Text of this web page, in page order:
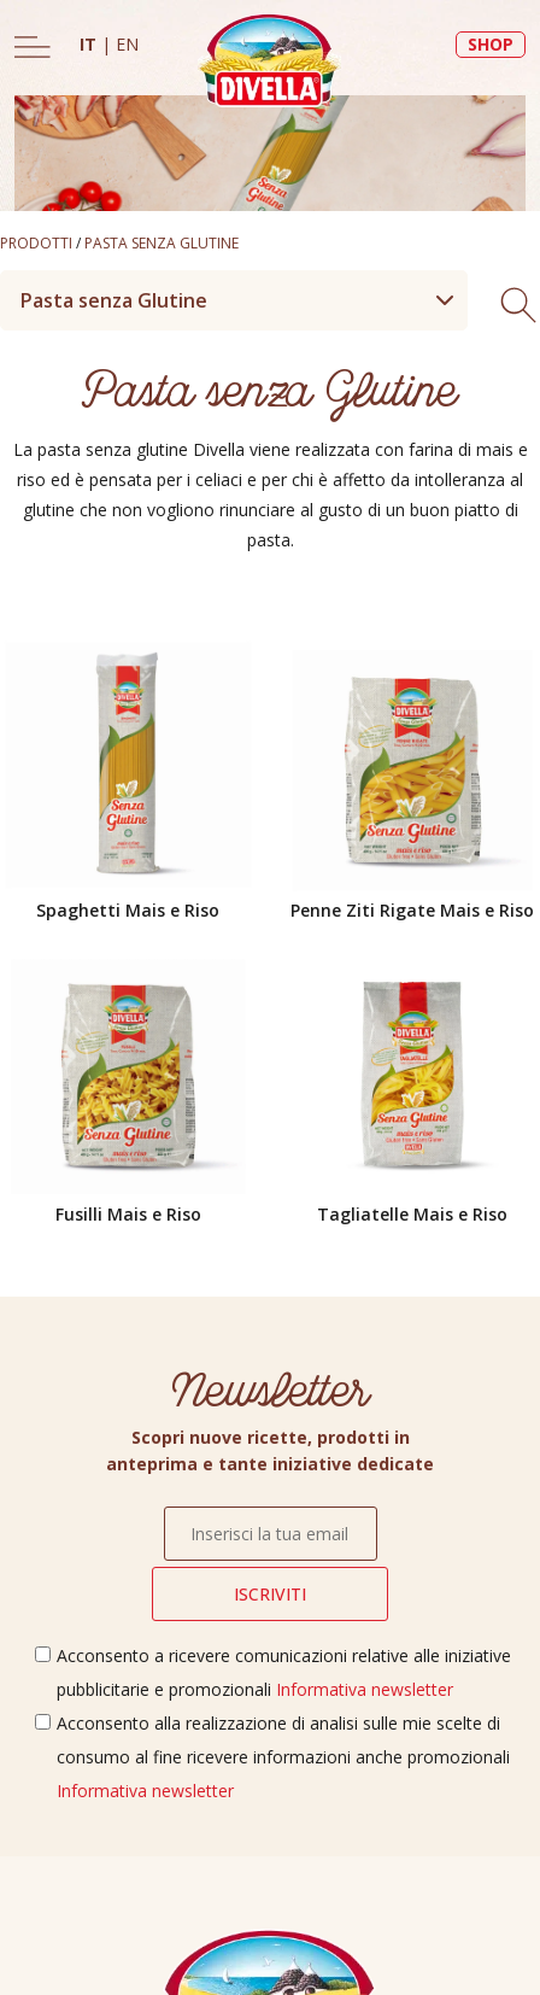
IT | EN SHOP
PRODOTTI / PASTA SENZA GLUTINE
Pasta senza Glutine
Pasta senza Glutine
La pasta senza glutine Divella viene realizzata con farina di mais e
riso ed è pensata per i celiaci e per chi è affetto da intolleranza al
glutine che non vogliono rinunciare al gusto di un buon piatto di
pasta.
Spaghetti Mais e Riso Penne Ziti Rigate Mais e Riso
Fusilli Mais e Riso Tagliatelle Mais e Riso
Newsletter
Scopri nuove ricette, prodotti in
anteprima e tante iniziative dedicate
Acconsento a ricevere comunicazioni relative alle iniziative
pubblicitarie e promozionali Informativa newsletter
Acconsento alla realizzazione di analisi sulle mie scelte di
consumo al fine ricevere informazioni anche promozionali
Informativa newsletter